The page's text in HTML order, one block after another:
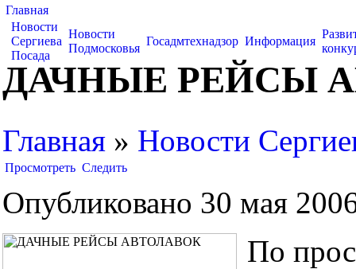
Главная
Новости
Сергиева
Посада
Новости
Подмосковья
Госадмтехнадзор Информация
ДАЧНЫЕ РЕЙСЫ
Главная » Новости
Просмотреть Следить
Опубликовано 30 мая
По